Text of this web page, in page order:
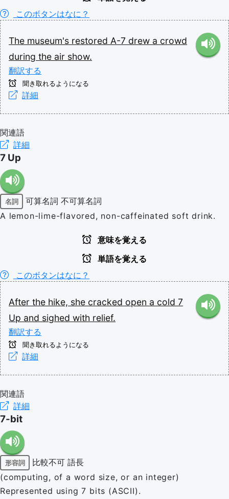
このボタンはなに？
The museum's restored A-7 drew a crowd
during the air show.
翻訳する
聞き取れるようになる
詳細
関連語
詳細
7 Up
名詞 可算名詞 不可算名詞
A lemon-lime-flavored, non-caffeinated soft drink.
意味を覚える
単語を覚える
このボタンはなに？
After the hike, she cracked open a cold 7
Up and sighed with relief.
翻訳する
聞き取れるようになる
詳細
関連語
詳細
7-bit
形容詞 比較不可 語長
(computing, of a word size, or an integer)
Represented using 7 bits (ASCII).